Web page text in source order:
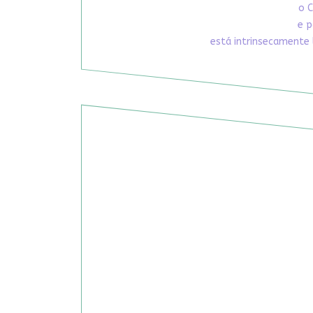
o
e
está intrinsecamente